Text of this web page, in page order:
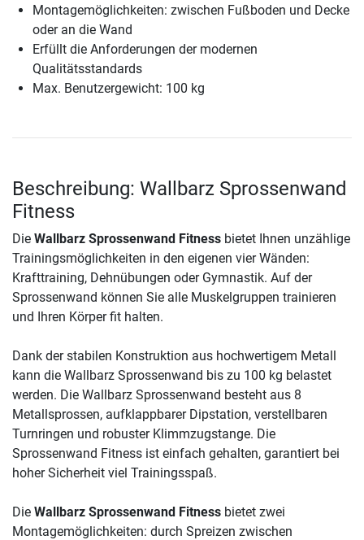
Montagemöglichkeiten: zwischen Fußboden und Decke
oder an die Wand
Erfüllt die Anforderungen der modernen
Qualitätsstandards
Max. Benutzergewicht: 100 kg
Beschreibung: Wallbarz Sprossenwand
Fitness
Die Wallbarz Sprossenwand Fitness bietet Ihnen unzählige
Trainingsmöglichkeiten in den eigenen vier Wänden:
Krafttraining, Dehnübungen oder Gymnastik. Auf der
Sprossenwand können Sie alle Muskelgruppen trainieren
und Ihren Körper fit halten.
Dank der stabilen Konstruktion aus hochwertigem Metall
kann die Wallbarz Sprossenwand bis zu 100 kg belastet
werden. Die Wallbarz Sprossenwand besteht aus 8
Metallsprossen, aufklappbarer Dipstation, verstellbaren
Turnringen und robuster Klimmzugstange. Die
Sprossenwand Fitness ist einfach gehalten, garantiert bei
hoher Sicherheit viel Trainingsspaß.
Die Wallbarz Sprossenwand Fitness bietet zwei
Montagemöglichkeiten: durch Spreizen zwischen